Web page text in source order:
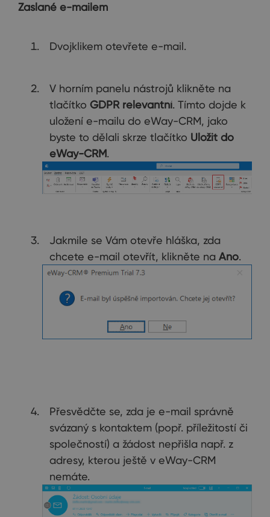
Zaslané e-mailem
Dvojklikem otevřete e-mail.
V horním panelu nástrojů klikněte na
tlačítko GDPR relevantní. Tímto dojde k
uložení e-mailu do eWay-CRM, jako
byste to dělali skrze tlačítko Uložit do
eWay-CRM.
Jakmile se Vám otevře hláška, zda
chcete e-mail otevřít, klikněte na Ano.
Přesvědčte se, zda je e-mail správně
svázaný s kontaktem (popř. příležitostí či
společností) a žádost nepřišla např. z
adresy, kterou ještě v eWay-CRM
nemáte.